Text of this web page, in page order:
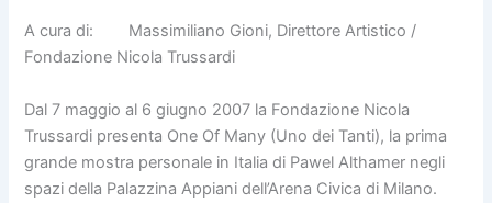
A cura di: Massimiliano Gioni, Direttore Artistico /
Fondazione Nicola Trussardi
Dal 7 maggio al 6 giugno 2007 la Fondazione Nicola
Trussardi presenta One Of Many (Uno dei Tanti), la prima
grande mostra personale in Italia di Pawel Althamer negli
spazi della Palazzina Appiani dell’Arena Civica di Milano.